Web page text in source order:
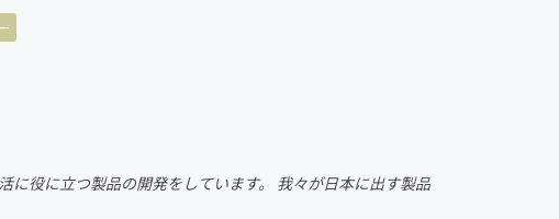
ファッション
に役に立つ製品の開発をしています。 我々が日本に出す製品